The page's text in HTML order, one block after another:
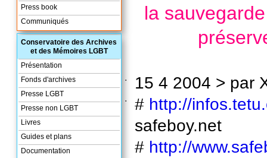
la
.
.
15 4 2004 > par
# http://
safeboy.net
# http://
Press book
Communiqués
Conservatoire des Archives
et des Mémoires LGBT
Présentation
Fonds d'archives
Presse LGBT
Presse non LGBT
Livres
Guides et plans
Documentation